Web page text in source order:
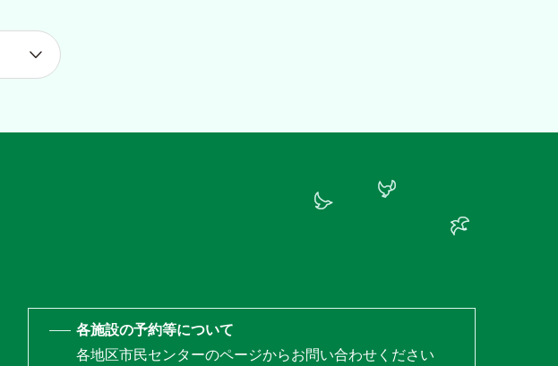
各施設の予約等について
各地区市民センターのページからお問い合わせください